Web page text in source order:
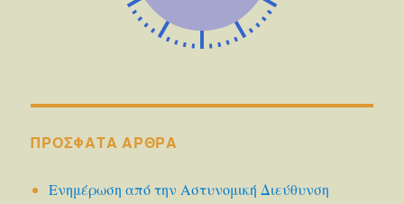
ΠΡΌΣΦΑΤΑ ΆΡΘΡΑ
Ενημέρωση από την Αστυνομική Διεύθυνση